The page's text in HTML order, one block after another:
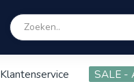
Klantenservice SALE -